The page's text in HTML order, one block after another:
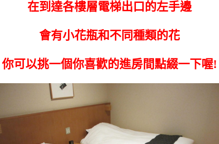
在到達各樓層電梯出口的左手邊
會有小花瓶和不同種類的花
你可以挑一個你喜歡的進房間點綴一下喔!